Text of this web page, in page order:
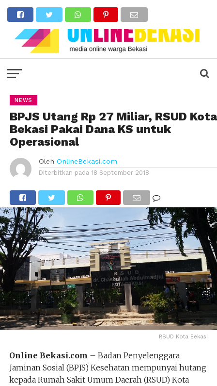
NEWS
BPJS Utang Rp 27 Miliar, RSUD Kota
Bekasi Pakai Dana KS untuk
Operasional
Oleh OnlineBekasi.com
Diterbitkan pada 18 September 2018
RSUD Kota Bekasi
Online Bekasi.com – Badan Penyelenggara
Jaminan Sosial (BPJS) Kesehatan mempunyai hutang
kepada Rumah Sakit Umum Daerah (RSUD) Kota